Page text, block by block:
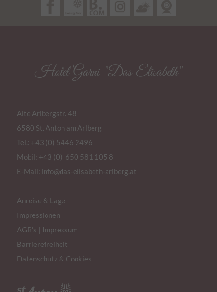
Hotel Garni "Das Elisabeth"
Alte Arlbergstr. 48
6580 St. Anton am Arlberg
Tel.: +43 (0) 5446 2496
Mobil: +43 (0) 650 581 105 8
E-Mail: info@das-elisabeth-arlberg.at
Anreise & Lage
Impressionen
AGB's
Impressum
Barrierefreiheit
Datenschutz & Cookies